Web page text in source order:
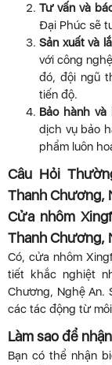
Tư vấn và
Đại Phúc sẽ
Sản xuất và
với công
đó, đội ngũ
tiến độ.
Bảo hành
dịch vụ bảo
phẩm luôn
Câu Hỏi
Thanh Chương,
Cửa nhôm
Thanh Chương,
Có, cửa nhôm
tiết khắc nghiệt
Chương, Nghệ An.
các tác động từ
Làm sao để
Bạn có thể nhận